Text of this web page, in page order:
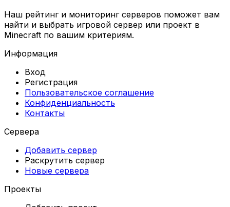
Наш рейтинг и мониторинг серверов поможет вам
найти и выбрать игровой сервер или проект в
Minecraft по вашим критериям.
Информация
Вход
Регистрация
Пользовательское соглашение
Конфиденциальность
Контакты
Сервера
Добавить сервер
Раскрутить сервер
Новые сервера
Проекты